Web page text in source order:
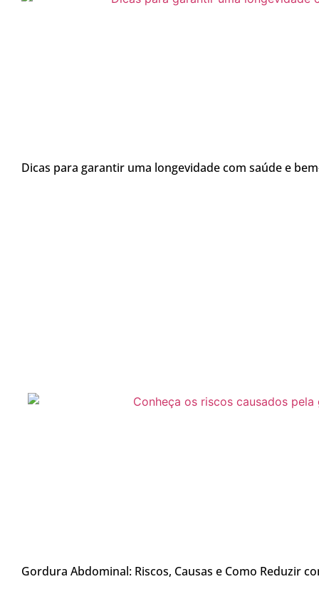
Dicas para garantir uma longevidade com saúde e
Gordura Abdominal: Riscos, Causas e Como Reduzir